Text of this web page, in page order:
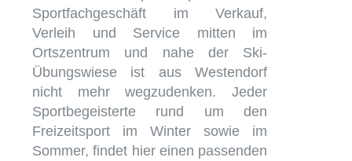
Sportfachgeschäft im Verkauf,
Verleih und Service mitten im
Ortszentrum und nahe der Ski-
Übungswiese ist aus Westendorf
nicht mehr wegzudenken. Jeder
Sportbegeisterte rund um den
Freizeitsport im Winter sowie im
Sommer, findet hier einen passenden